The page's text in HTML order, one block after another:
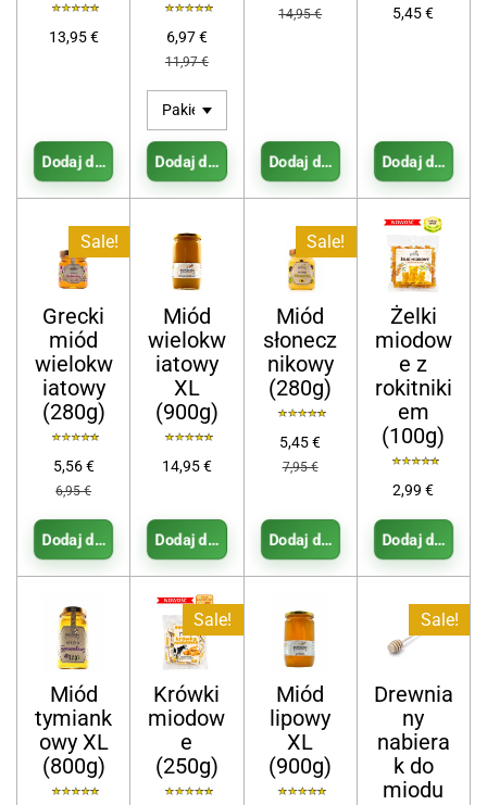
13,95 €
Dodaj do koszyka
6,97 €
11,97 €
Dodaj do koszyka
14,95 €
Dodaj do koszyka
5,45 €
Dodaj do
Sale!
Grecki
miód
wielokw
iatowy
(280g)
5,56 €
6,95 €
Dodaj do koszyka
Miód
wielokw
iatowy
XL
(900g)
14,95 €
Dodaj do koszyka
Sale!
Miód
słonecz
nikowy
(280g)
5,45 €
7,95 €
Dodaj do koszyka
Żelki
miodow
e z
rokitniki
em
(100g)
2,99 €
Dodaj do
Miód
tymiank
owy XL
(800g)
Sale!
Krówki
miodow
e
(250g)
Miód
lipowy
XL
(900g)
Sale!
Drewnia
ny
nabiera
k do
miodu